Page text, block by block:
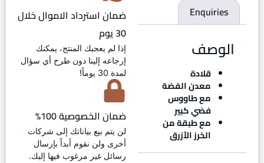
Enquiries
الوصف
قلادة
معدن الفضة
مع طاووس
فضي كبير
مع طبقة من
الخرز الأزرق
ضمان استرداد الاموال خلال
30 يوم
إذا لم يعجبك المنتج، يمكنك
إرجاعه إلينا دون طرح أي سؤال
لمدة 30 يوماً!
ضمان الخصوصية 100%
لن يتم بيع بياناتك إلى شركات
أخرى ولن نقوم أبداً بإرسال
رسائل غير مرغوب فيها إليك.